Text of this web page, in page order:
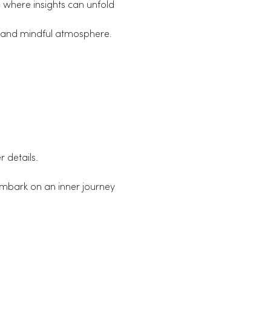
insights can unfold
mindful atmosphere.
details.
on an inner journey